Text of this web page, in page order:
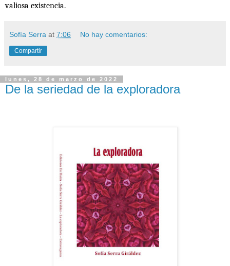
valiosa existencia.
Sofía Serra at 7:06 No hay comentarios:
Compartir
lunes, 28 de marzo de 2022
De la seriedad de la exploradora